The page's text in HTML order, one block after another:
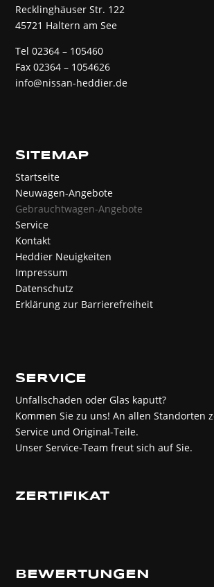
Recklinghäuser Str. 122
45721 Haltern am See
Tel 02364 – 105460
Fax 02364 – 1054626
info@nissan-heddier.de
SITEMAP
Startseite
Neuwagen-Angebote
Gebrauchtwagen-Angebote
Service
Kontakt
Heddier Neuigkeiten
Impressum
Datenschutz
Erklärung zur Barrierefreiheit
SERVICE
Unfallschaden oder Glas kaputt?
Kommen Sie zu uns! An allen Standorten
Service und Original-Teile.
Unser Service-Team freut sich auf Sie.
ZERTIFIKAT
BEWERTUNGEN